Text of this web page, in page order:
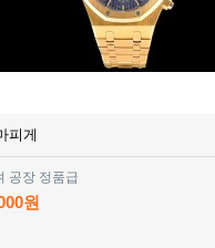
피게
공장 정품급
원